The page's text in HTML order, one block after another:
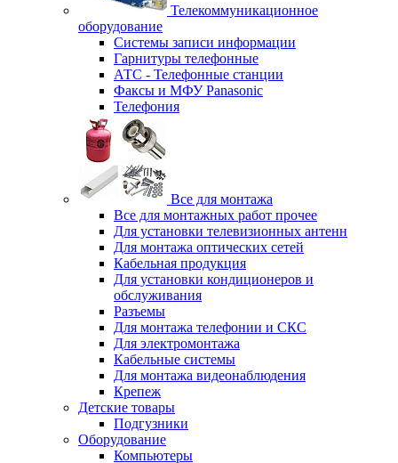
Телекоммуникационное
оборудование
Системы записи информации
Гарнитуры телефонные
АТС - Телефонные станции
Факсы и МФУ Panasonic
Телефония
Все для монтажа
Все для монтажных работ прочее
Для установки телевизионных антенн
Для монтажа оптических сетей
Кабельная продукция
Для установки кондиционеров и
обслуживания
Разъемы
Для монтажа телефонии и СКС
Для электромонтажа
Кабельные системы
Для монтажа видеонаблюдения
Крепеж
Детские товары
Подгузники
Оборудование
Компьютеры